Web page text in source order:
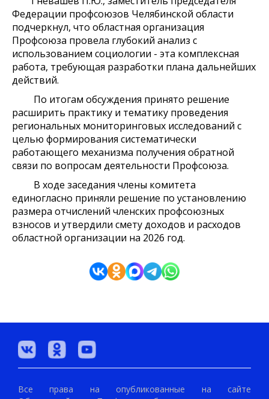
Федерации профсоюзов Челябинской области
подчеркнул, что областная организация
Профсоюза провела глубокий анализ с
использованием социологии - эта комплексная
работа, требующая разработки плана дальнейших
действий.
По итогам обсуждения принято решение
расширить практику и тематику проведения
региональных мониторинговых исследований с
целью формирования систематически
работающего механизма получения обратной
связи по вопросам деятельности Профсоюза.
В ходе заседания члены комитета
единогласно приняли решение по установлению
размера отчислений членских профсоюзных
взносов и утвердили смету доходов и расходов
областной организации на 2026 год.
Все права на опубликованные на сайте